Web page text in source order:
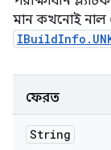
মান কখনোই নাল
ফেরত
String